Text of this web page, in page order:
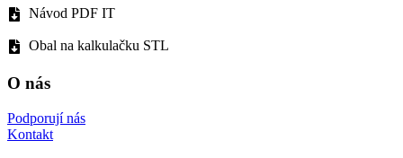
Návod PDF IT
Obal na kalkulačku STL
O nás
Podporují nás
Kontakt